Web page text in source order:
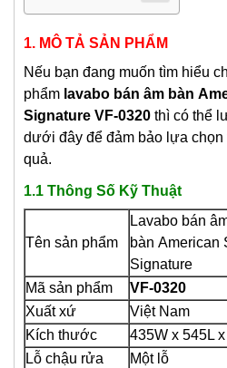
1. MÔ TẢ SẢN PHẨM
Nếu bạn đang muốn tìm hiểu
phẩm lavabo bán âm bàn
Signature VF-0320 thì có thể
dưới đây để đảm bảo lựa
quả.
1.1 Thông Số Kỹ Thuật
Tên sản phẩm
Lavabo bán
bàn American
Signature
Mã sản phẩm
VF-0320
Xuất xứ
Việt Nam
Kích thước
435W x 545L
Lỗ chậu rửa
Một lỗ